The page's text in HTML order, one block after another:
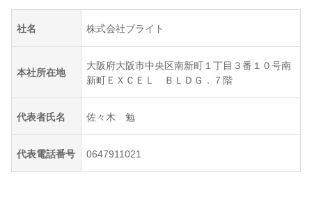
社名 株式会社ブライト
本社所在地
大阪府大阪市中央区南新町１丁目３番１０号南
新町ＥＸＣＥＬ ＢＬＤＧ．７階
代表者氏名 佐々木 勉
代表電話番号 0647911021